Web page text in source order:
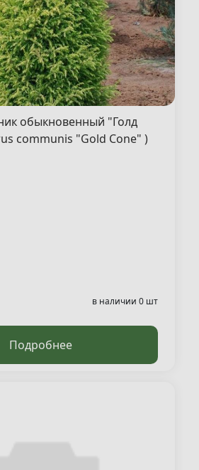
обыкновенный "Голд
communis "Gold Cone" )
в наличии 0 шт
Подробнее